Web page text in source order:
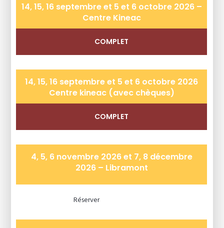
14, 15, 16 septembre et 5 et 6 octobre 2026 –
Centre Kineac
14, 15, 16 septembre et 5 et 6 octobre 2026
Centre kineac (avec chèques)
4, 5, 6 novembre 2026 et 7, 8 décembre
2026 – Libramont
Réserver